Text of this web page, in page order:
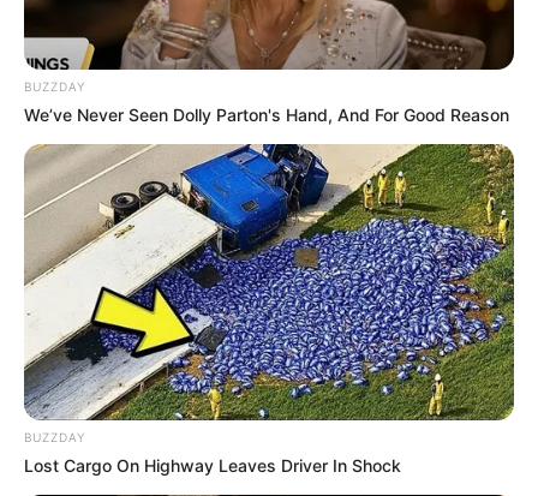
BUZZDAY
We’ve Never Seen Dolly Parton's Hand, And For Good Reason
BUZZDAY
Lost Cargo On Highway Leaves Driver In Shock